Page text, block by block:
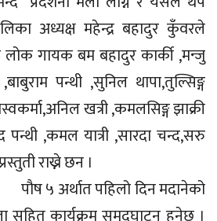
अध्यक्ष महेन्द्र बहादुर कुँवरले
लोक गायक बम बहादुर कार्की ,मन्जु
पन्थी ,सुनिल थापा,तुल्सिङ्ग
खत्री ,कमलसिङ्ग झाक्री
पन्थी ,कमल यात्री ,सारदा चन्द,सरु
प्रस्तुती राख्ने छन ।
पहिलो दिन मदानेको